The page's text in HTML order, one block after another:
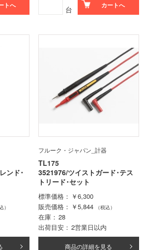
トへ 台 カートへ
ンド･
）
フルーク・ジャパン_計器
TL175
3521976/ツイストガード･テス
トリード･セット
標準価格
￥6,300
販売価格
￥5,844 （税込）
在庫
28
出荷目安
2営業日以内
商品の詳細を見る